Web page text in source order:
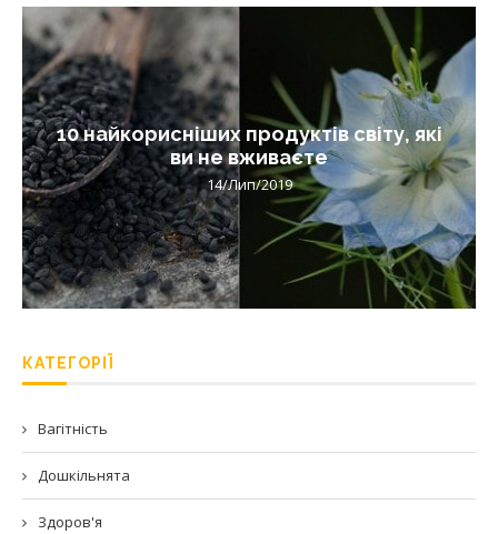
10 найкорисніших продуктів світу, які
ви не вживаєте
14/Лип/2019
КАТЕГОРІЇ
Вагітність
Дошкільнята
Здоров'я